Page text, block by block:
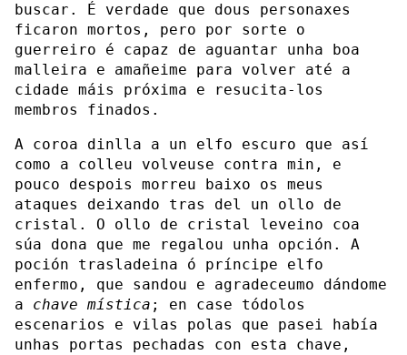
buscar. É verdade que dous personaxes
ficaron mortos, pero por sorte o
guerreiro é capaz de aguantar unha boa
malleira e amañeime para volver até a
cidade máis próxima e resucita-los
membros finados.
A coroa dinlla a un elfo escuro que así
como a colleu volveuse contra min, e
pouco despois morreu baixo os meus
ataques deixando tras del un ollo de
cristal. O ollo de cristal leveino coa
súa dona que me regalou unha opción. A
poción trasladeina ó príncipe elfo
enfermo, que sandou e agradeceumo dándome
a chave mística ; en case tódolos
escenarios e vilas polas que pasei había
unhas portas pechadas con esta chave,